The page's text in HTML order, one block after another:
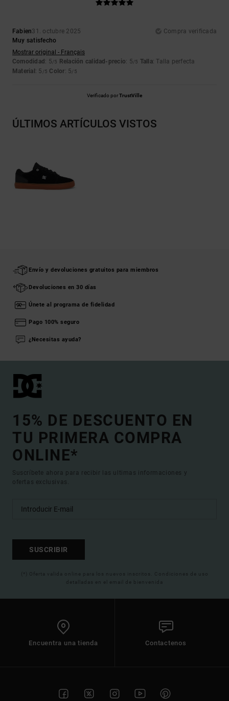
Fabien31. octubre 2025
Compra verificada
Muy satisfecho
Mostrar original - Français
Comodidad : 5/5 Relación calidad-precio: 5/5 Talla: Talla perfecta
Material : 5 /5 Color: 5/5
Verificado porTrustVille
ÚLTIMOS ARTÍCULOS VISTOS
Envío y devoluciones gratuitos para miembros
Devoluciones en 30 días
Únete al programa de fidelidad
Pago 100% seguro
¿Necesitas ayuda?
15% DE DESCUENTO EN
TU PRIMERA COMPRA
ONLINE*
Suscríbete ahora para recibir las ultimas informaciones y
ofertas exclusivas.
SUSCRIBIR
(*) Oferta valida online para los nuevos inscritos. Condiciones de uso
detalladas en el email de bienvenida
Encuentra una tienda Contactenos